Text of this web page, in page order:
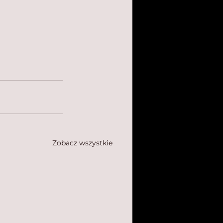
Zobacz wszystkie